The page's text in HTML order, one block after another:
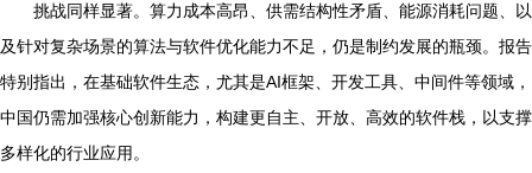
挑战同样显著。算力成本高昂、供需结构性矛盾、能源消耗问题、以
及针对复杂场景的算法与软件优化能力不足，仍是制约发展的瓶颈。报告
特别指出，在基础软件生态，尤其是AI框架、开发工具、中间件等领域，
中国仍需加强核心创新能力，构建更自主、开放、高效的软件栈，以支撑
多样化的行业应用。